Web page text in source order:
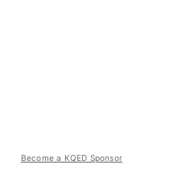
Become a KQED Sponsor